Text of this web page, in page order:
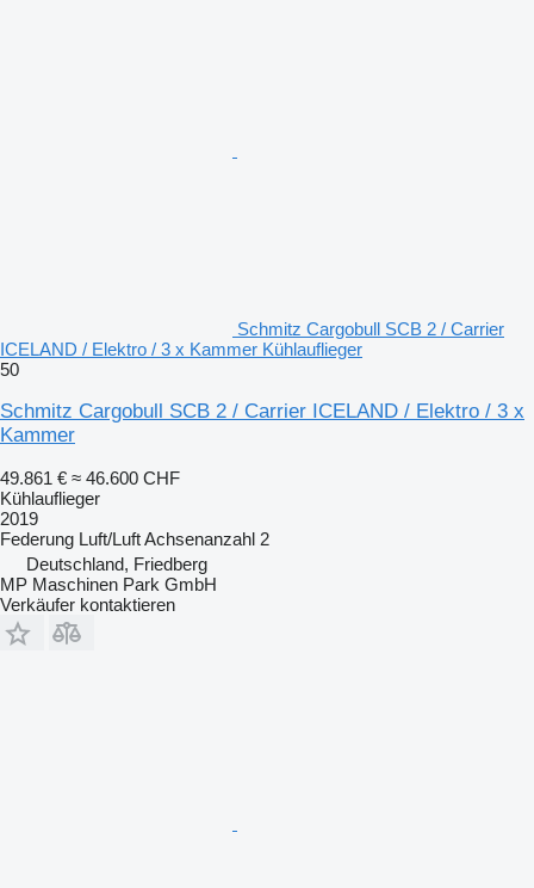
Schmitz Cargobull SCB 2 / Carrier
ICELAND / Elektro / 3 x Kammer Kühlauflieger
50
Schmitz Cargobull SCB 2 / Carrier ICELAND / Elektro / 3 x
Kammer
49.861 € ≈ 46.600 CHF
Kühlauflieger
2019
Federung Luft/LuftAchsenanzahl 2
Deutschland, Friedberg
MP Maschinen Park GmbH
Verkäufer kontaktieren